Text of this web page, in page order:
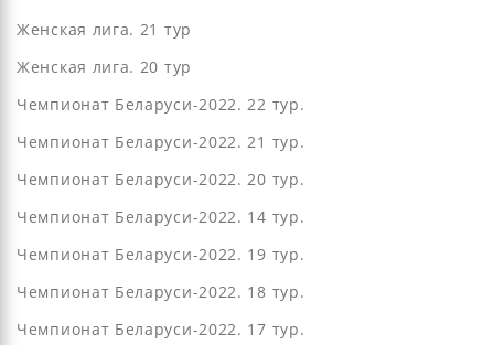
Женская лига. 21 тур
Женская лига. 20 тур
Чемпионат Беларуси-2022. 22 тур.
Чемпионат Беларуси-2022. 21 тур.
Чемпионат Беларуси-2022. 20 тур.
Чемпионат Беларуси-2022. 14 тур.
Чемпионат Беларуси-2022. 19 тур.
Чемпионат Беларуси-2022. 18 тур.
Чемпионат Беларуси-2022. 17 тур.